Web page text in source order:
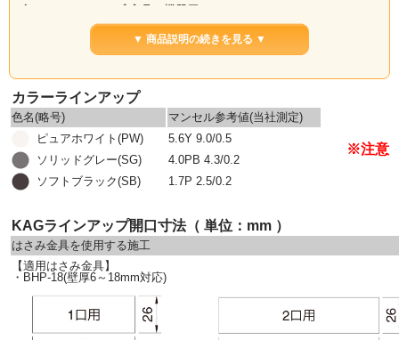
家具や住宅設備など機器用のラインアップです。
ガイドランプ(緑色の表示灯)や、チェックランプ(黄色の通電表示灯)が付いている組み合わ
▼ 商品説明の続きを見る ▼
カラーラインアップ
色名(略号) マンセル参考値(当社測定)
※注意
ピュアホワイト(PW)
5.6Y 9.0/0.5
ソリッドグレー(SG)
4.0PB 4.3/0.2
ソフトブラック(SB)
1.7P 2.5/0.2
KAGラインアップ開口寸法（ 単位：mm ）
はさみ金具を使用する施工
【適用はさみ金具】
・BHP-18(壁厚6～18mm対応)